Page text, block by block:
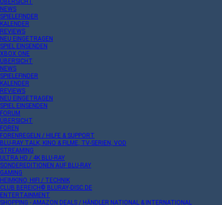
ÜBERSICHT
NEWS
SPIELEFINDER
KALENDER
REVIEWS
NEU EINGETRAGEN
SPIEL EINSENDEN
XBOX ONE
ÜBERSICHT
NEWS
SPIELEFINDER
KALENDER
REVIEWS
NEU EINGETRAGEN
SPIEL EINSENDEN
FORUM
ÜBERSICHT
FOREN
FORENREGELN / HILFE & SUPPORT
BLU-RAY TALK, KINO & FILME, TV-SERIEN, VOD
STREAMING
ULTRA HD / 4K BLU-RAY
SONDEREDITIONEN AUF BLU-RAY
GAMING
HEIMKINO, HIFI / TECHNIK
CLUB BEREICH© BLURAY-DISC.DE
ENTERTAINMENT
SHOPPING - AMAZON DEALS / HÄNDLER NATIONAL & INTERNATIONAL